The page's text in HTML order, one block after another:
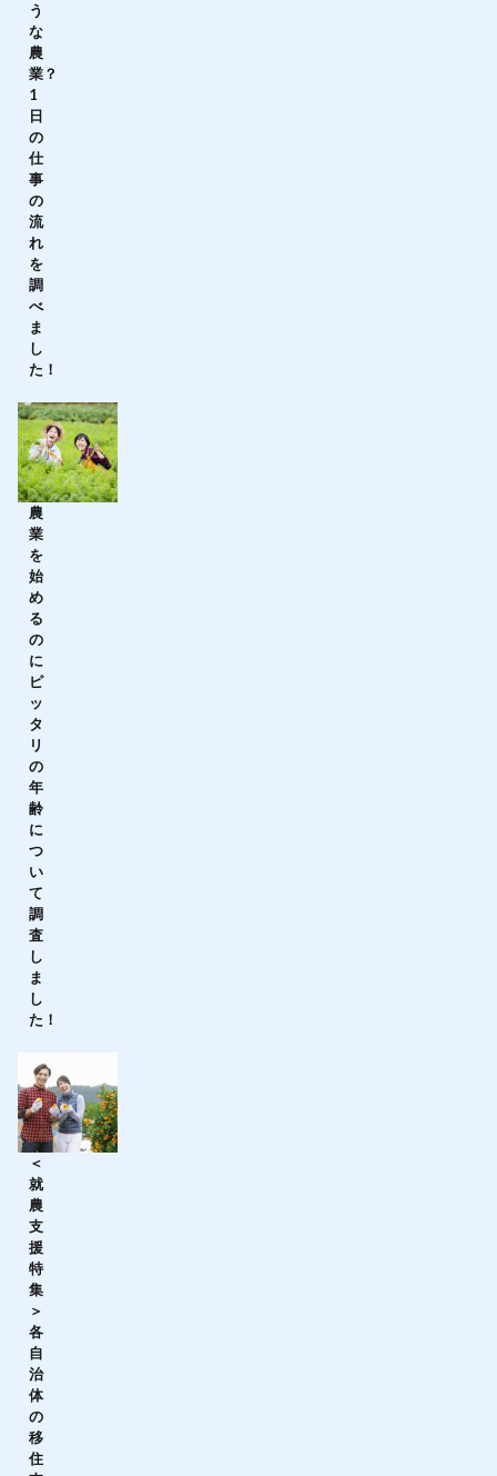
う
な
農
業？
1
日
の
仕
事
の
流
れ
を
調
べ
ま
し
た！
農
業
を
始
め
る
の
に
ピ
ッ
タ
リ
の
年
齢
に
つ
い
て
調
査
し
ま
し
た！
＜
就
農
支
援
特
集
＞
各
自
治
体
の
移
住